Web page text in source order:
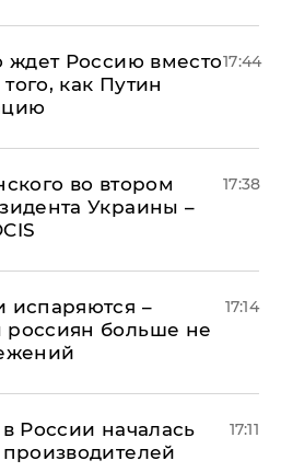
ждет Россию вместо
как Путин
17:44
во втором
Украины –
17:38
испаряются –
больше не
17:14
России началась
17:11